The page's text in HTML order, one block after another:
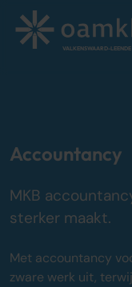
VALKENSWAARD-LEENDE
Accountancy
MKB
sterker maakt.
Met accountancy
zware werk uit,
Online Administratie
Altijd inzicht, vaste
Belastingadvies
Maximaal fiscaal voordeel
Zekerheid bij jaarrekening